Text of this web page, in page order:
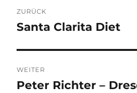
ZURÜCK
Vorheriger
Santa Clarita Diet
WEITER
Nächster
Peter Richter –